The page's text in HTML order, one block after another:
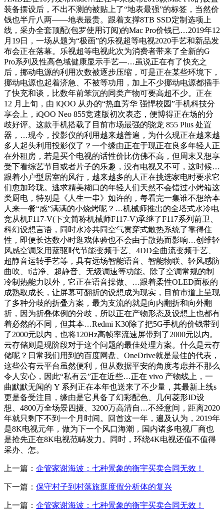
装备摆设后，不出不测的被贴上了“地表最强”的标签，当然价
钱也半斤八两——地表最贵。跟着支撑8TB SSD定制选项上
线，采办全套顶配(包罗使用订阅)的Mac Pro价钱已…2019年12
月19日，一场从题为“极画”的乐视超等电视2020手艺和新品发
布会正在落幕。乐视超等电视此次为消费者带来了全新的G
Pro系列及性高色域健康显示手艺—…虽说正在有了快充之
后，挪动电源的利用次数被逐步压缩，可是正在某些环境下，
挪动电源也起着济急、不被等功用，加上不少挪动电源都插手
了快充和谈，比数年前笨沉的同类产物可要高超不少。正在
12 月上旬，由 iQOO 从办的“热血芳华 强悍校园”手机科技分
享会上，iQOO Neo 855竞速版初次表态，便博得正在场的分
歧好评。这款手机搭载了目前市场最强的骁龙 855 Plus 处置
器，…现今，投影仪的利用越来越普遍，为什么现正在越来越
多人起头利用投影仪了？一个缘由正在于现正在良多年轻人正
在外租房，若是买个电视的话性价比仿佛不高，但周末又想享
受下看综艺节目或者片子的乐趣，没有电视又不可，这时候…
跟着小户型居室的风行，越来越多的人正在挑选家电时要求它
们愈加玲珑。逃求精美糊口的年轻人们天然不会错过小烤箱这
类厨电，特别是《人生一串》如许的，每看完一集谁不想给本
人来一餐“感”满满的小烧烤呢？…机械师推出的全塔式水冷电
竞从机F117-V(下文简称机械师F117-V)承继了F117系列前卫、
科幻设想言语，同时水冷共同空气贯穿式散热系统了靠得住
性，即便长达数小时逛戏体验也不会由于散热而影响…创维轻
风感空调采用蓝驱Ⅱ代节能变频手艺、4DD全曲流变频手艺、
超静音运转手艺等，具有远场智能语音、智能物联、轻风感防
曲吹、i洁净、超静音、无级调速等功能。除了空调常规的制
冷制热能力以外，它正在语音操做、…跟着柔性OLED面板的
成熟取成长，让屏幕可翻折的设想成为现实，目前市道上呈现
了多种分歧的折叠方案，最为支流的就是向内翻折和向外翻
折，因为折叠体例的分歧，所以正在产物形态及设想上也都有
着必然的不同，但其本…Redmi K30除了把5G手机的价钱带到
了2000元以内，也将120Hz高帧率流速屏带到了2000元以内。
云存储则是现阶段对于这个问题的最佳处理方案。什么是云存
储呢？日常我们用到的百度网盘、OneDrive就是最佳的代表，
这些公有云平台虽然便利，但从数据平安的角度考虑并不那么
令人安心，因此“私有云”正在近些…正在 vivo 产物线上，一
曲默默无闻的 Y 系列正在本年也送来了不少量，其最新上线s
更是备受注目，缘由是它具备了幻彩配色、几何菱形ID设
想、4800万全场景四摄、3200万高清自…不经意间，距离2020
年就只剩下不到一个月时间。回首这一年，遍及认为，2019年
是8K电视元年，做为下一个风口海潮，国内诸多电视厂商也
是抢先正在8K电视范畴发力。同时，环绕4K电视还值不值得
采办、怎。
上一篇： 企管家谢海波：七种景象的衡宇买卖合同无效！
下一篇： 保守村子到村落旅逛度假分析体的复兴
上一篇： 企管家谢海波：七种景象的衡宇买卖合同无效！